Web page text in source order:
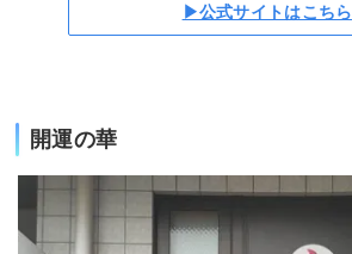
▶公式サイトはこちら
開運の華